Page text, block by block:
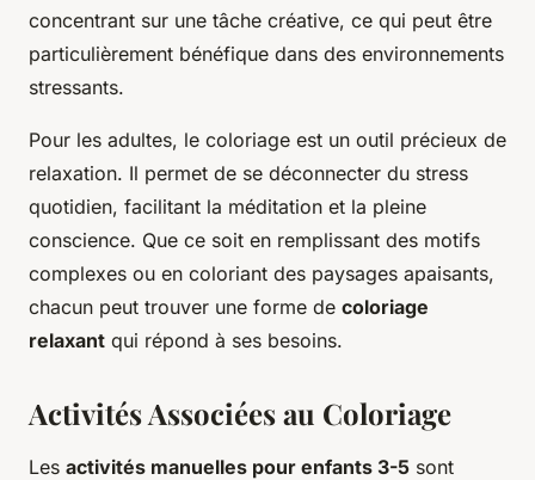
concentrant sur une tâche créative, ce qui peut être
particulièrement bénéfique dans des environnements
stressants.
Pour les adultes, le coloriage est un outil précieux de
relaxation. Il permet de se déconnecter du stress
quotidien, facilitant la méditation et la pleine
conscience. Que ce soit en remplissant des motifs
complexes ou en coloriant des paysages apaisants,
chacun peut trouver une forme de coloriage
relaxant qui répond à ses besoins.
Activités Associées au Coloriage
Les activités manuelles pour enfants 3-5 sont